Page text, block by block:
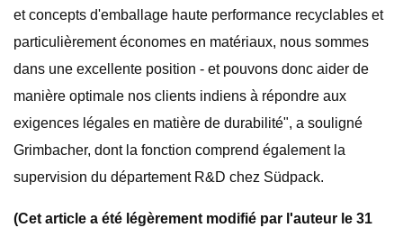
et concepts d'emballage haute performance recyclables et
particulièrement économes en matériaux, nous sommes
dans une excellente position - et pouvons donc aider de
manière optimale nos clients indiens à répondre aux
exigences légales en matière de durabilité", a souligné
Grimbacher, dont la fonction comprend également la
supervision du département R&D chez Südpack.
(Cet article a été légèrement modifié par l'auteur le 31